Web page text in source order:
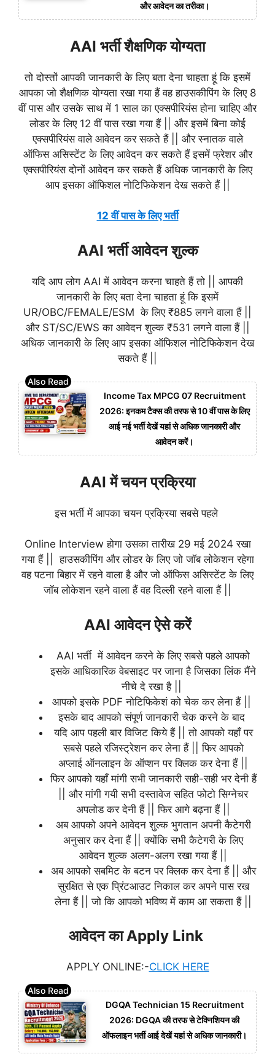
और आवेदन का तरीका।
AAI भर्ती शैक्षणिक योग्यता
तो दोस्तों आपकी जानकारी के लिए बता देना चाहता हूं कि इसमें
आपका जो शैक्षणिक योग्यता रखा गया हैं वह हाउसकीपिंग के लिए 8
वीं पास और उसके साथ में 1 साल का एक्सपीरियंस होना चाहिए और
लोडर के लिए 12 वीं पास रखा गया हैं || और इसमें बिना कोई
एक्सपीरियंस वाले आवेदन कर सकते हैं || और स्नातक वाले
ऑफिस असिस्टेंट के लिए आवेदन कर सकते हैं इसमें फ्रेशर और
एक्सपीरियंस दोनों आवेदन कर सकते हैं अधिक जानकारी के लिए
आप इसका ऑफिशल नोटिफिकेशन देख सकते हैं ||
12 वीं पास के लिए भर्ती
AAI भर्ती आवेदन शुल्क
यदि आप लोग AAI में आवेदन करना चाहते हैं तो || आपकी
जानकारी के लिए बता देना चाहता हूं कि इसमें
UR/OBC/FEMALE/ESM के लिए ₹885 लगने वाला हैं ||
और ST/SC/EWS का आवेदन शुल्क ₹531 लगने वाला हैं ||
अधिक जानकारी के लिए आप इसका ऑफिशल नोटिफिकेशन देख
सकते हैं ||
Income Tax MPCG 07 Recruitment
2026: इनकम टैक्स की तरफ से 10 वीं पास के लिए
आई नई भर्ती देखें यहां से अधिक जानकारी और
आवेदन करें।
AAI में चयन प्रक्रिया
इस भर्ती में आपका चयन प्रक्रिया सबसे पहले
Online Interview होगा उसका तारीख 29 मई 2024 रखा
गया हैं ||हाउसकीपिंग और लोडर के लिए जो जॉब लोकेशन रहेगा
वह पटना बिहार में रहने वाला है और जो ऑफिस असिस्टेंट के लिए
जॉब लोकेशन रहने वाला हैं वह दिल्ली रहने वाला हैं ||
AAI आवेदन ऐसे करें
AAI भर्ती में आवेदन करने के लिए सबसे पहले आपको
इसके आधिकारिक वेबसाइट पर जाना है जिसका लिंक मैंने
नीचे दे रखा है ||
आपको इसके PDF नोटिफिकेशं को चेक कर लेना हैं ||
इसके बाद आपको संपूर्ण जानकारी चेक करने के बाद
यदि आप पहली बार विजिट किये हैं || तो आपको यहाँ पर
सबसे पहले रजिस्ट्रेशन कर लेना हैं || फिर आपको
अप्लाई ऑनलाइन के ऑप्शन पर क्लिक कर देना हैं ||
फिर आपको यहाँ मांगी सभी जानकारी सही-सही भर देनी हैं
|| और मांगी गयी सभी दस्तावेज सहित फोटो सिग्नेचर
अपलोड कर देनी हैं || फिर आगे बढ़ना हैं ||
अब आपको अपने आवेदन शुल्क भुगतान अपनी कैटेगरी
अनुसार कर देना हैं || क्योंकि सभी कैटेगरी के लिए
आवेदन शुल्क अलग-अलग रखा गया हैं ||
अब आपको सबमिट के बटन पर क्लिक कर देना हैं || और
सुरक्षित से एक प्रिंटआउट निकाल कर अपने पास रख
लेना हैं || जो कि आपको भविष्य में काम आ सकता हैं ||
आवेदन का Apply Link
APPLY ONLINE:-CLICK HERE
DGQA Technician 15 Recruitment
2026: DGQA की तरफ से टेक्निशियन की
ऑफलाइन भर्ती आई देखें यहां से अधिक जानकारी।